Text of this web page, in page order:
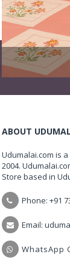
ABOUT
Udumalai.com is
2004.
Store based in
Phone: +91
Email:
WhatsApp